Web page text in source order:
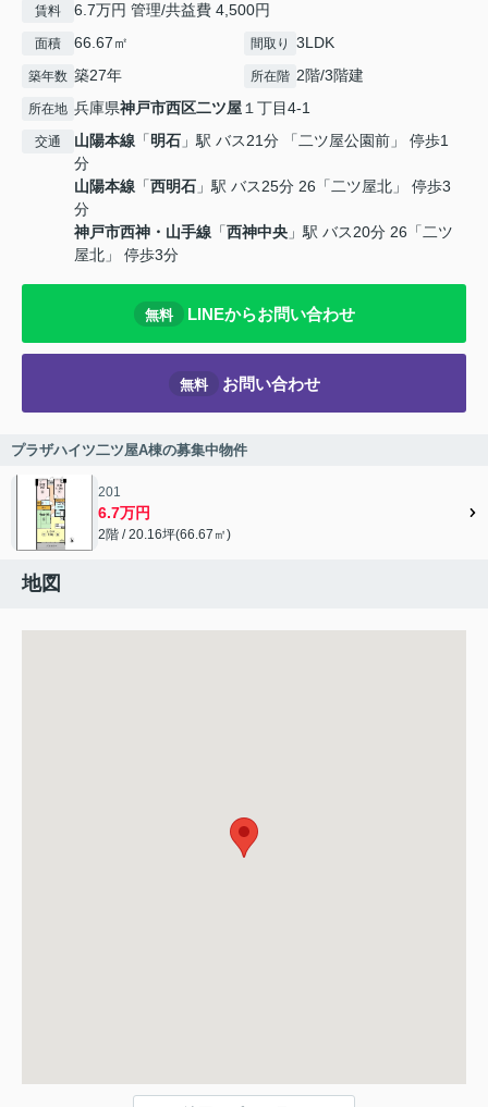
賃料 6.7万円 管理/共益費 4,500円
面積 66.67㎡ 間取り 3LDK
築年数 築27年 所在階 2階/3階建
所在地 兵庫県神戸市西区二ツ屋１丁目4-1
交通 山陽本線 「明石 」駅 バス21分 「二ツ屋公園前」 停歩1
分
山陽本線 「西明石 」駅 バス25分 26「二ツ屋北」 停歩3
分
神戸市西神・山手線 「西神中央 」駅 バス20分 26「二ツ
屋北」 停歩3分
無料 LINEからお問い合わせ
無料 お問い合わせ
プラザハイツ二ツ屋A棟の募集中物件
201
6.7万円
2階 / 20.16坪(66.67㎡)
地図